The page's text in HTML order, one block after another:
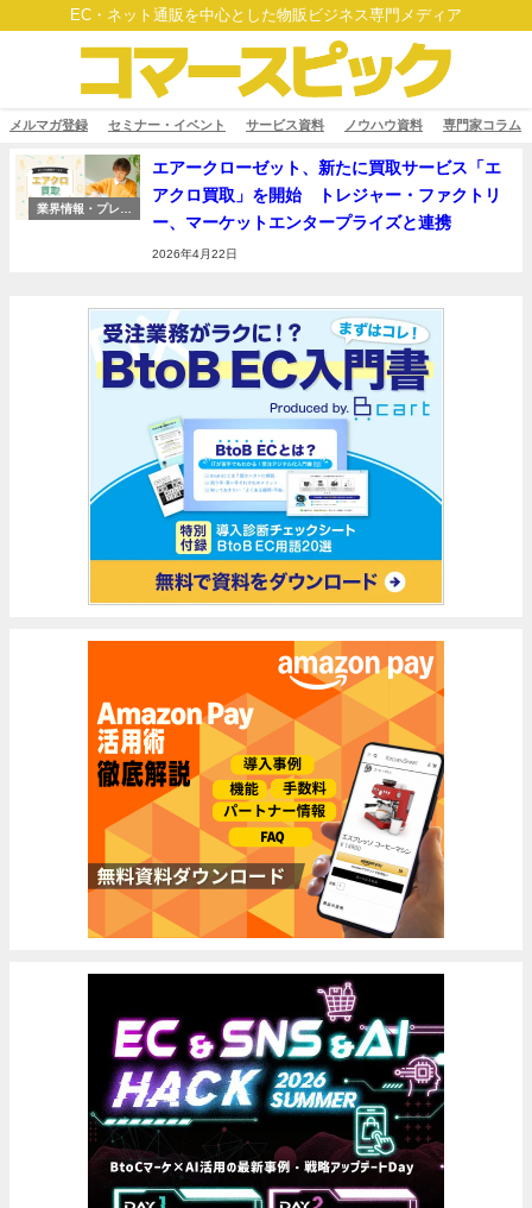
EC・ネット通販を中心とした物販ビジネス専門メディア
メルマガ登録 セミナー・イベント サービス資料 ノウハウ資料 専門家コラム
業界情報・プレス
エアークローゼット、新たに買取サービス「エ
アクロ買取」を開始 トレジャー・ファクトリ
ー、マーケットエンタープライズと連携
2026年4月22日